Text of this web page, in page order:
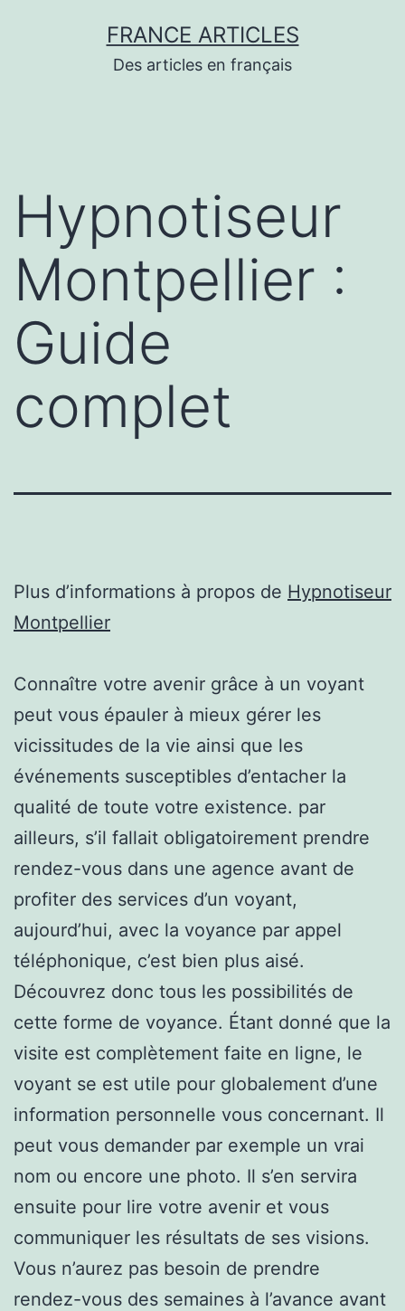
FRANCE ARTICLES
Des articles en français
Hypnotiseur
Montpellier :
Guide
complet
Plus d’informations à propos de Hypnotiseur
Montpellier
Connaître votre avenir grâce à un voyant
peut vous épauler à mieux gérer les
vicissitudes de la vie ainsi que les
événements susceptibles d’entacher la
qualité de toute votre existence. par
ailleurs, s’il fallait obligatoirement prendre
rendez-vous dans une agence avant de
profiter des services d’un voyant,
aujourd’hui, avec la voyance par appel
téléphonique, c’est bien plus aisé.
Découvrez donc tous les possibilités de
cette forme de voyance. Étant donné que la
visite est complètement faite en ligne, le
voyant se est utile pour globalement d’une
information personnelle vous concernant. Il
peut vous demander par exemple un vrai
nom ou encore une photo. Il s’en servira
ensuite pour lire votre avenir et vous
communiquer les résultats de ses visions.
Vous n’aurez pas besoin de prendre
rendez-vous des semaines à l’avance avant